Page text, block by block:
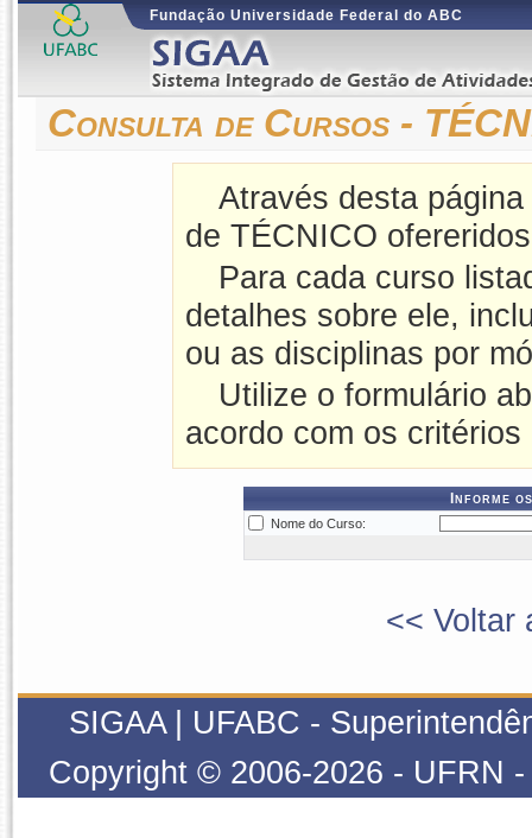
Fundação Universidade Federal do ABC
Consulta de Cursos -
Através desta
de TÉCNICO
Para cada curso
detalhes sobre ele,
ou as disciplinas por
Utilize o formulário
acordo com os
Informe
Nome do Curso:
<< Voltar
SIGAA | UFABC -
Copyright © 2006-2026 - UFRN